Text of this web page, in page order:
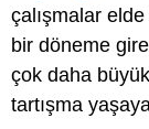
çalışmalar elde
bir döneme
çok daha
tartışma